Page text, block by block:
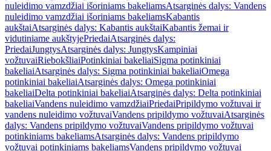
nuleidimo vamzdžiai išoriniams bakeliamsAtsarginės dalys: Vandens
nuleidimo vamzdžiai išoriniams bakeliamsKabantis
aukštaiAtsarginės dalys: Kabantis aukštaiKabantis žemai ir
vidutiniame aukštyjePriedaiAtsarginės dalys:
PriedaiJungtysAtsarginės dalys: JungtysKampiniai
vožtuvaiRiebokšliaiPotinkiniai bakeliaiSigma potinkiniai
bakeliaiAtsarginės dalys: Sigma potinkiniai bakeliaiOmega
potinkiniai bakeliaiAtsarginės dalys: Omega potinkiniai
bakeliaiDelta potinkiniai bakeliaiAtsarginės dalys: Delta potinkiniai
bakeliaiVandens nuleidimo vamzdžiaiPriedaiPripildymo vožtuvai ir
vandens nuleidimo vožtuvaiVandens pripildymo vožtuvaiAtsarginės
dalys: Vandens pripildymo vožtuvaiVandens pripildymo vožtuvai
potinkiniams bakeliamsAtsarginės dalys: Vandens pripildymo
vožtuvai potinkiniams bakeliamsVandens pripildymo vožtuvai